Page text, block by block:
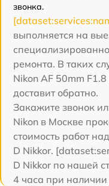
звонка.
выполняется на
ремонта. В таких
Nikon AF 50mm
доставит обратно.
Закажите звонок
Nikon в Москве
стоимость работ
D Nikkor.
D Nikkor по нашей
4 часа при наличии